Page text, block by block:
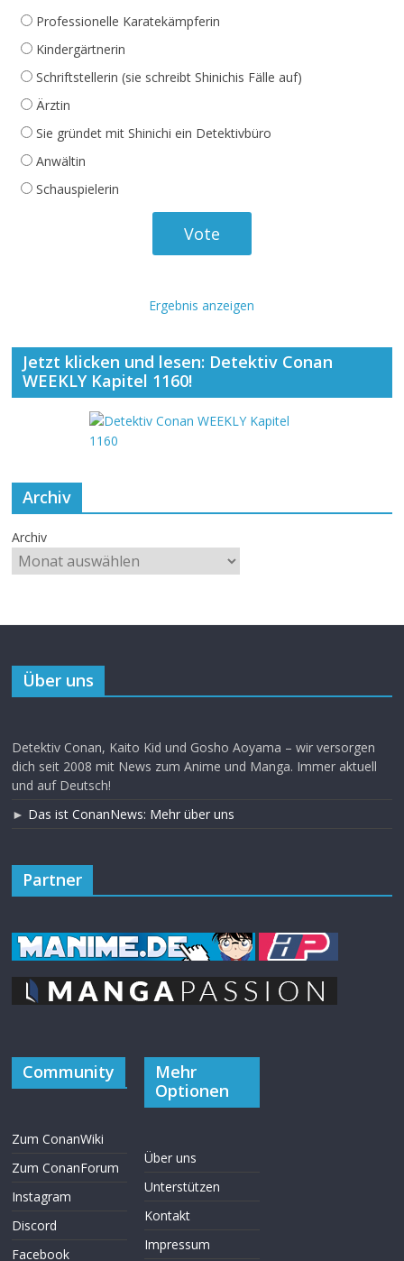
Professionelle Karatekämpferin
Kindergärtnerin
Schriftstellerin (sie schreibt Shinichis Fälle auf)
Ärztin
Sie gründet mit Shinichi ein Detektivbüro
Anwältin
Schauspielerin
Ergebnis anzeigen
Jetzt klicken und lesen: Detektiv Conan
WEEKLY Kapitel 1160!
Archiv
Archiv
Über uns
Detektiv Conan, Kaito Kid und Gosho Aoyama – wir versorgen
dich seit 2008 mit News zum Anime und Manga. Immer aktuell
und auf Deutsch!
► Das ist ConanNews: Mehr über uns
Partner
Community
Zum ConanWiki
Zum ConanForum
Instagram
Discord
Facebook
Mehr
Optionen
Über uns
Unterstützen
Kontakt
Impressum